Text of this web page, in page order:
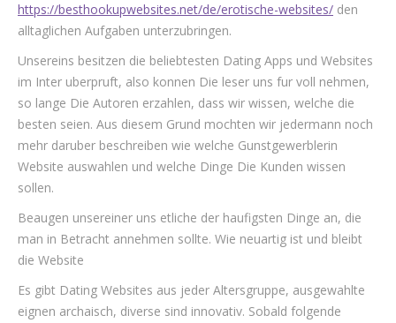
https://besthookupwebsites.net/de/erotische-websites/ den
alltaglichen Aufgaben unterzubringen.
Unsereins besitzen die beliebtesten Dating Apps und Websites
im Inter uberpruft, also konnen Die leser uns fur voll nehmen,
so lange Die Autoren erzahlen, dass wir wissen, welche die
besten seien. Aus diesem Grund mochten wir jedermann noch
mehr daruber beschreiben wie welche Gunstgewerblerin
Website auswahlen und welche Dinge Die Kunden wissen
sollen.
Beaugen unsereiner uns etliche der haufigsten Dinge an, die
man in Betracht annehmen sollte. Wie neuartig ist und bleibt
die Website
Es gibt Dating Websites aus jeder Altersgruppe, ausgewahlte
eignen archaisch, diverse sind innovativ. Sobald folgende